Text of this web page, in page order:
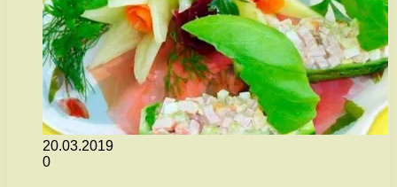
20.03.2019
0